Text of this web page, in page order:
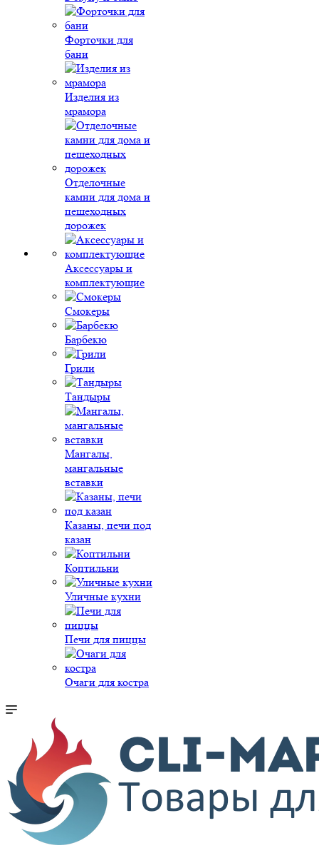
Форточки для
бани
Изделия из
мрамора
Отделочные
камни для дома и
пешеходных
дорожек
Аксессуары и
комплектующие
Смокеры
Барбекю
Грили
Тандыры
Мангалы,
мангальные
вставки
Казаны, печи под
казан
Коптильни
Уличные кухни
Печи для пиццы
Очаги для костра